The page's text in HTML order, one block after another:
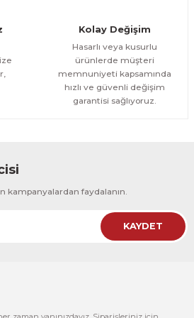
%25
Coming Yazılı Tek Parça Ahşap Çerçeveli
Kolay Değişim
Hasarlı veya kusurlu
ürünlerde müşteri
memnuniyeti kapsamında
hızlı ve güvenli değişim
garantisi sağlıyoruz.
kampanyalardan faydalanın.
KAYDET